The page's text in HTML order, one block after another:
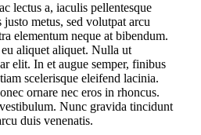
lectus a, iaculis pellentesque
metus, sed volutpat arcu
elementum neque at bibendum.
aliquet aliquet. Nulla ut
elit. In et augue semper, finibus
scelerisque eleifend lacinia.
ornare nec eros in rhoncus.
Nunc gravida tincidunt
duis venenatis.